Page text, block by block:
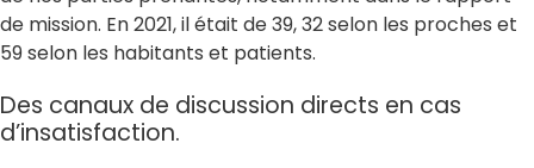
de mission. En 2021, il était de 39, 32 selon les proches et
59 selon les habitants et patients.
Des canaux de discussion directs en cas
d’insatisfaction.